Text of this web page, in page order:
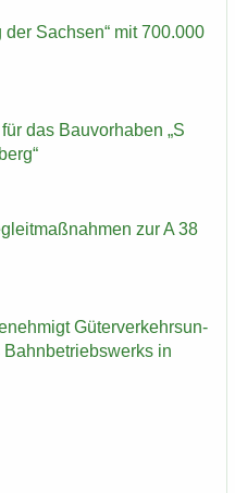
der Sach­sen“ mit 700.000
das Bau­vor­ha­ben „S
zur A 38
Gü­ter­ver­kehrs­un­
in